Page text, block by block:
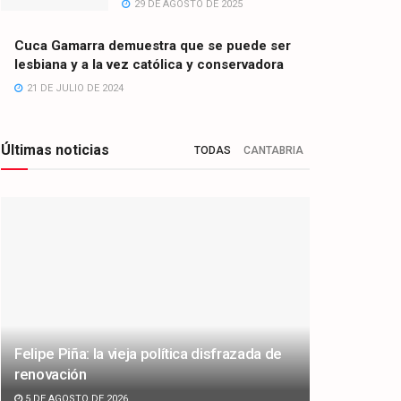
29 DE AGOSTO DE 2025
Cuca Gamarra demuestra que se puede ser
lesbiana y a la vez católica y conservadora
21 DE JULIO DE 2024
Últimas noticias TODAS CANTABRIA
Felipe Piña: la vieja política disfrazada de
renovación
5 DE AGOSTO DE 2026